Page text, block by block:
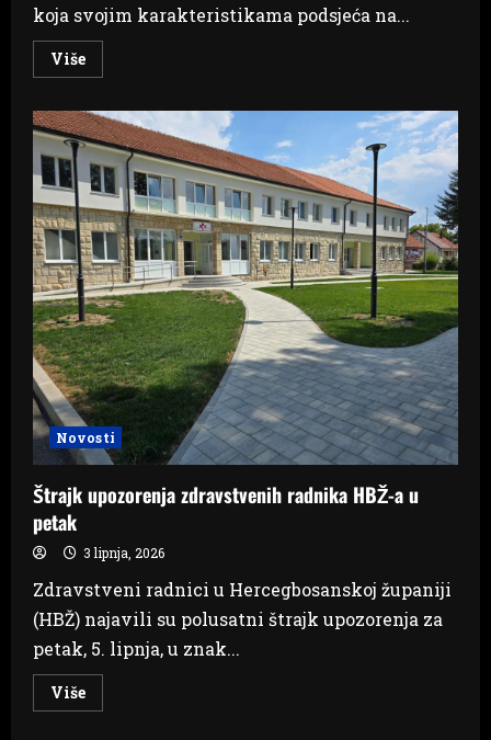
koja svojim karakteristikama podsjeća na...
VišeRead
more
u
Grudama
kod
vozača
motocikla
pronašla
kokain
Novosti
Štrajk upozorenja zdravstvenih radnika HBŽ-a u
petak
3 lipnja, 2026
Zdravstveni radnici u Hercegbosanskoj županiji
(HBŽ) najavili su polusatni štrajk upozorenja za
petak, 5. lipnja, u znak...
VišeRead
more